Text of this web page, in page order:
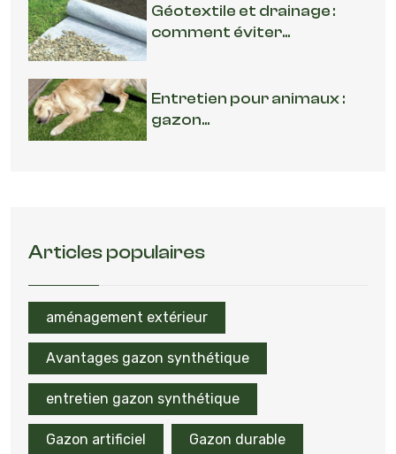
Géotextile et drainage :
comment éviter...
Entretien pour animaux :
gazon...
Articles populaires
aménagement extérieur
Avantages gazon synthétique
entretien gazon synthétique
Gazon artificiel Gazon durable